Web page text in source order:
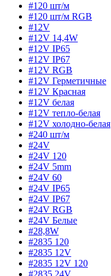
#120 шт/м
#120 шт/м RGB
#12V
#12V 14,4W
#12V IP65
#12V IP67
#12V RGB
#12V Герметичные
#12V Красная
#12V белая
#12V тепло-белая
#12V холодно-белая
#240 шт/м
#24V
#24V 120
#24V 5mm
#24V 60
#24V IP65
#24V IP67
#24V RGB
#24V Белые
#28,8W
#2835 120
#2835 12V
#2835 12V 120